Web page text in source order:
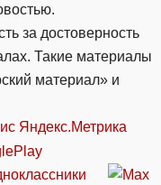
за достоверность
Такие материалы
материал» и
Яндекс.Метрика